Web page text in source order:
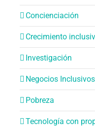
Concienciación
Crecimiento
Investigación
Negocios Inclusivos
Pobreza
Tecnología con